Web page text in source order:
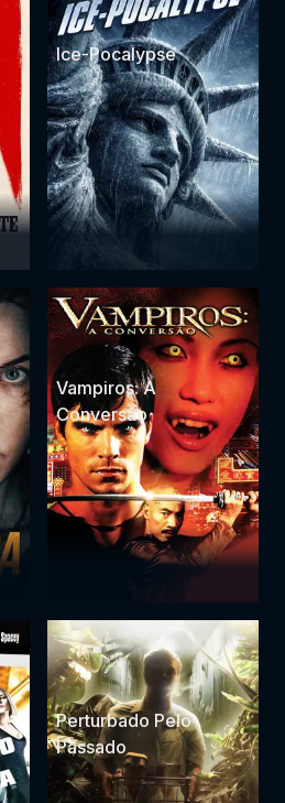
Ice-Pocalypse
Vampiros: A
Conversão
Perturbado Pelo
Passado